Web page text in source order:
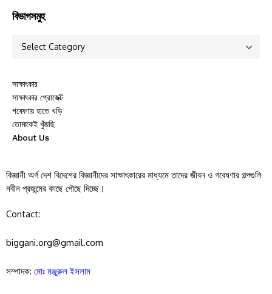
বিভাগসমুহ
সাক্ষাৎকার
সাক্ষাৎকার প্রোজেক্ট
গবেষণায় হাতে খড়ি
তোমাকেই খুঁজছি
About Us
বিজ্ঞানী অর্গ দেশ বিদেশের বিজ্ঞানীদের সাক্ষাৎকারের মাধ্যমে তাদের জীবন ও গবেষণার গল্পগুলি
নবীন প্রজন্মের কাছে পৌছে দিচ্ছে।
Contact:
biggani.org@gmail.com
সম্পাদক: মোঃ মঞ্জুরুল ইসলাম